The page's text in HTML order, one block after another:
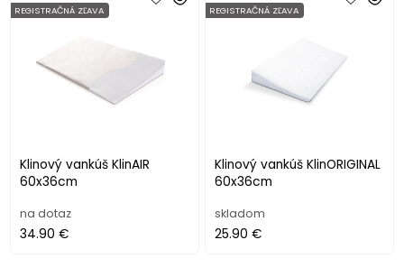
Klinový vankúš KlinAIR
60x36cm
REGISTRAČNÁ ZĽAVA
na dotaz
34.90 €
Klinový vankúš KlinORIGINAL
60x36cm
REGISTRAČNÁ ZĽAVA
skladom
25.90 €